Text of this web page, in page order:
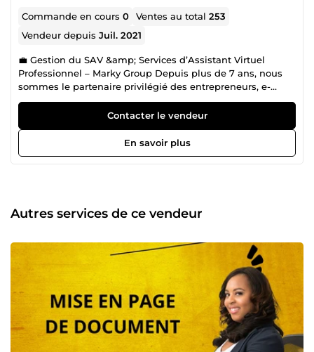
Commande en cours0 Ventes au total253
Vendeur depuisJuil. 2021
💼 Gestion du SAV &amp; Services d’Assistant Virtuel
Professionnel – Marky Group Depuis plus de 7 ans, nous
sommes le partenaire privilégié des entrepreneurs, e-
commerçants et professionnels ambitieux qui souhaitent
gagner du temps ⏳, déléguer efficacement 📤 et optimiser
leur organisation 🗂️. Je suis Marky, fondateur de l’agence
Marky Group, une structure composée de talents
spécialisés dans les services d’assistant virtuel 🧠 et la
recentrer sur leur cœur de métier. Nous intervenons en
tant qu'assistant virtuel polyvalent, disponible et
avec précision et discrétion. À un tarif imbattable de 6,99 €
de l’heure 💶, notre offre est à la fois économique, fiable et
professionnelle. Depuis 2017, nous avons eu le privilège de
collaborer avec des centaines de clients, dont plusieurs
figures du e-commerce à succès 🚀. Notre équipe 👥 est
composée d’hommes et de femmes qualifiés, formés aux
meilleures pratiques et disposant d’un haut niveau
d’exigence. Chaque membre de l’agence Marky Group est
Contacter le vendeur
En savoir plus
Autres services de ce vendeur